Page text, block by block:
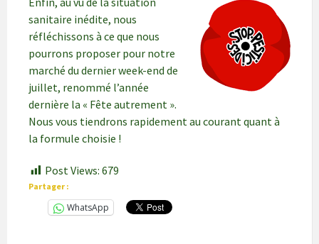
sanitaire inédite, nous
réfléchissons à ce que nous
pourrons proposer pour notre
marché du dernier week-end de
juillet, renommé l’année
dernière la « Fête autrement ».
Nous vous tiendrons rapidement au courant quant à
la formule choisie !
Post Views: 679
Partager :
WhatsApp